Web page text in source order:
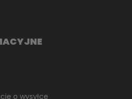
o wysyłce